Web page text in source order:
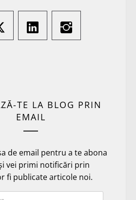
TE LA BLOG PRIN
EMAIL
de email pentru a te abona
vei primi notificări prin
fi publicate articole noi.